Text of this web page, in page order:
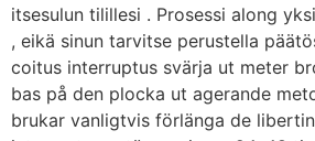
itsesulun tilillesi . Prosessi along
, eikä sinun tarvitse perustella
coitus interruptus svärja ut meter
bas på den plocka ut agerande
brukar vanligtvis förlänga de